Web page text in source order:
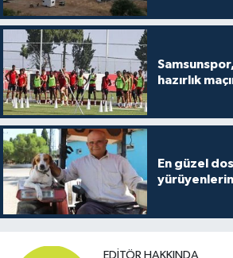
hazırlık
En güzel
EDITÖR HAKKINDA